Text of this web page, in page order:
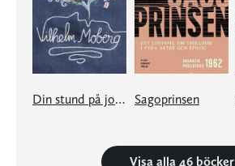
Din stund på jorden Sagoprinsen
Visa alla 46 böcker